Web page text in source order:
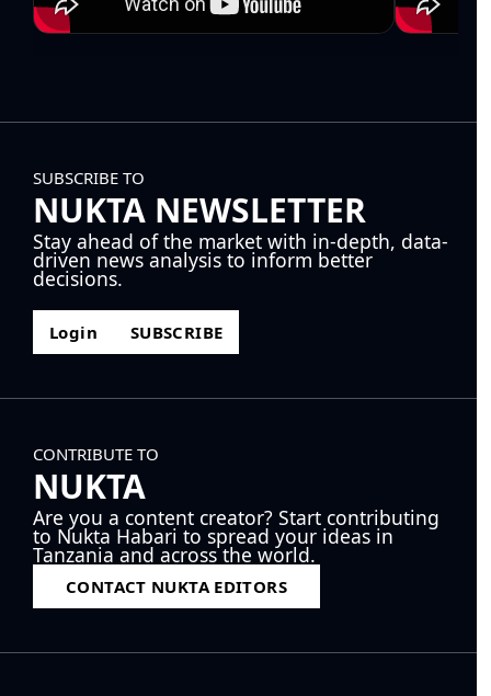
SUBSCRIBE TO
NUKTA NEWSLETTER
Stay ahead of the market with in-depth, data-
driven news analysis to inform better
decisions.
Login SUBSCRIBE
CONTRIBUTE TO
NUKTA
Are you a content creator? Start contributing
to Nukta Habari to spread your ideas in
Tanzania and across the world.
CONTACT NUKTA EDITORS